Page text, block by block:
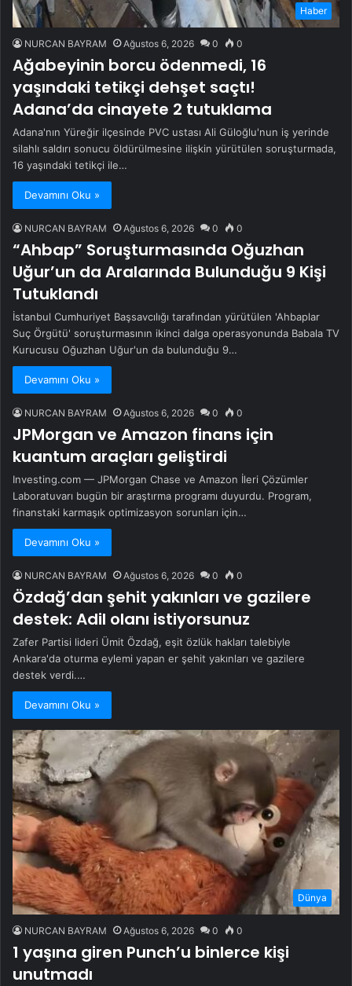
Haber
NURCAN BAYRAM Ağustos 6, 2026 0 0
Ağabeyinin borcu ödenmedi, 16
yaşındaki tetikçi dehşet saçtı!
Adana’da cinayete 2 tutuklama
Adana'nın Yüreğir ilçesinde PVC ustası Ali Güloğlu'nun iş yerinde
silahlı saldırı sonucu öldürülmesine ilişkin yürütülen soruşturmada,
16 yaşındaki tetikçi ile…
Devamını Oku »
NURCAN BAYRAM Ağustos 6, 2026 0 0
“Ahbap” Soruşturmasında Oğuzhan
Uğur’un da Aralarında Bulunduğu 9 Kişi
Tutuklandı
İstanbul Cumhuriyet Başsavcılığı tarafından yürütülen 'Ahbaplar
Suç Örgütü' soruşturmasının ikinci dalga operasyonunda Babala TV
Kurucusu Oğuzhan Uğur'un da bulunduğu 9…
Devamını Oku »
NURCAN BAYRAM Ağustos 6, 2026 0 0
JPMorgan ve Amazon finans için
kuantum araçları geliştirdi
Investing.com — JPMorgan Chase ve Amazon İleri Çözümler
Laboratuvarı bugün bir araştırma programı duyurdu. Program,
finanstaki karmaşık optimizasyon sorunları için…
Devamını Oku »
NURCAN BAYRAM Ağustos 6, 2026 0 0
Özdağ’dan şehit yakınları ve gazilere
destek: Adil olanı istiyorsunuz
Zafer Partisi lideri Ümit Özdağ, eşit özlük hakları talebiyle
Ankara'da oturma eylemi yapan er şehit yakınları ve gazilere
destek verdi.…
Devamını Oku »
Dünya
NURCAN BAYRAM Ağustos 6, 2026 0 0
1 yaşına giren Punch’u binlerce kişi
unutmadı